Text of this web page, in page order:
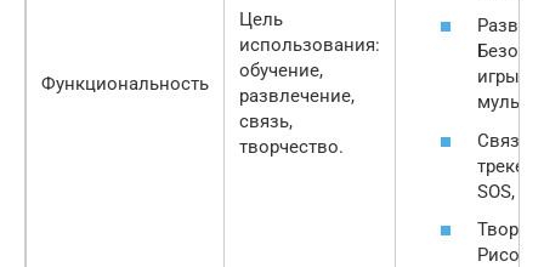
Функциональность
Цель
использования:
обучение,
развлечение,
связь,
творчество.
игры,
Связь:
SOS,